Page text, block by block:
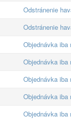
Odstránenie
Odstránenie
Objednávka iba
Objednávka iba
Objednávka iba
Objednávka iba
Objednávka iba